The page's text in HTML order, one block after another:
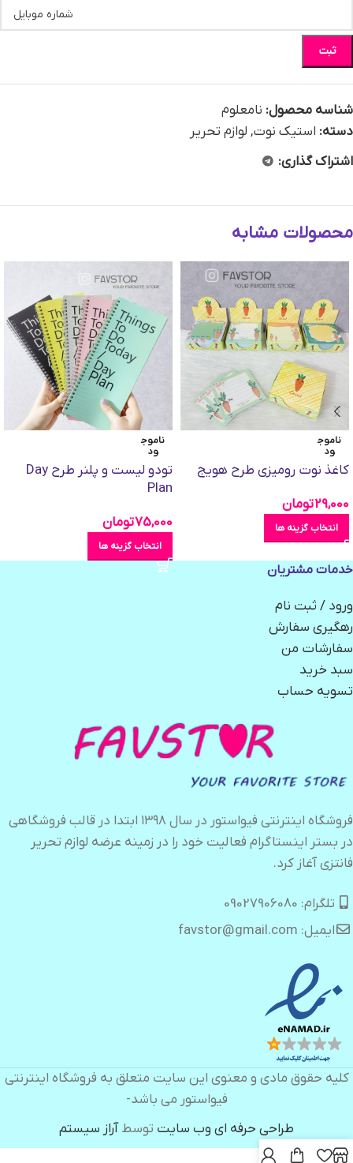
ثبت
شناسه محصول: نامعلوم
دسته: استیک نوت, لوازم تحریر
اشتراک گذاری:
محصولات مشابه
ناموج
ود
کاغذ نوت رومیزی طرح هویج
29,000تومان
انتخاب گزینه ها
ناموج
ود
تودو لیست و پلنر طرح Day
Plan
75,000تومان
انتخاب گزینه ها
خدمات مشتریان
ورود / ثبت نام
رهگیری سفارش
سفارشات من
سبد خرید
تسویه حساب
فروشگاه اینترنتی فیواستور در سال ۱۳۹۸ ابتدا در قالب فروشگاهی
در بستر اینستاگرام فعالیت خود را در زمینه عرضه لوازم تحریر
فانتزی آغاز کرد.
تلگرام: 09027906080
ایمیل: favstor@gmail.com
کلیه حقوق مادی و معنوی این سایت متعلق به فروشگاه اینترنتی
فیواستور می باشد-
طراحی حرفه ای وب سایت توسطآراز سیستم